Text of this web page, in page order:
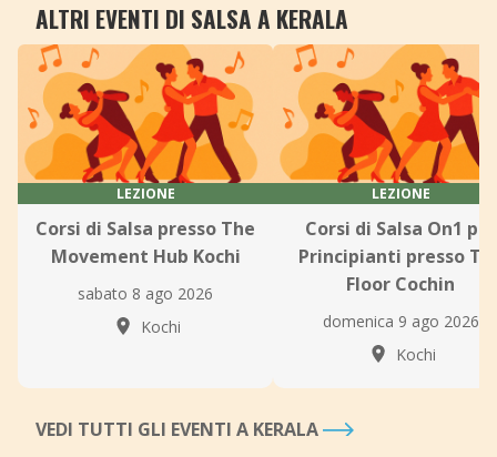
ALTRI EVENTI DI SALSA A KERALA
LEZIONE
Corsi di Salsa presso The
Movement Hub Kochi
sabato 8 ago 2026
Kochi
LEZIONE
Corsi di Salsa On1 per
Principianti presso
Floor Cochin
domenica 9 ago 2026
Kochi
VEDI TUTTI GLI EVENTI A KERALA